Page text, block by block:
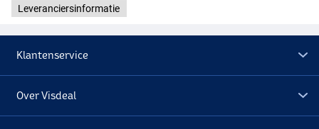
Leveranciersinformatie
Klantenservice
Over Visdeal